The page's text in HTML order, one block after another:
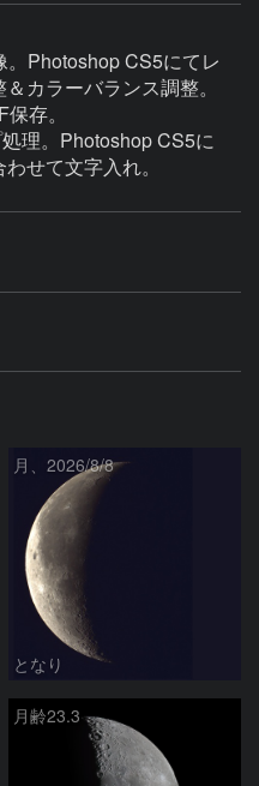
Photoshop CS5にてレ
カラーバランス調整。
存。
理。Photoshop CS5に
せて文字入れ。
月、2026/8/8
となり
月齢23.3